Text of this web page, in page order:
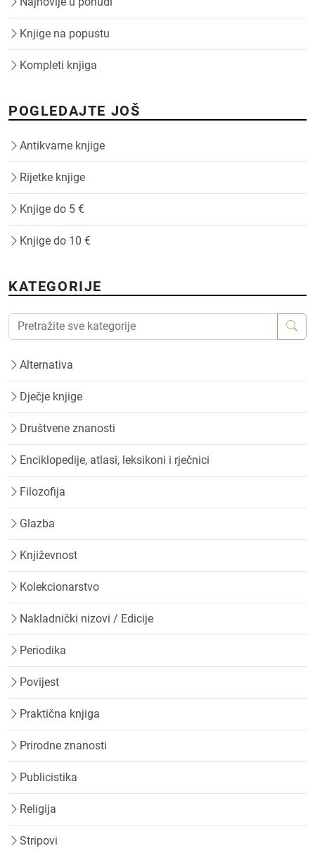
Knjige na popustu
Kompleti knjiga
POGLEDAJTE JOŠ
Antikvarne knjige
Rijetke knjige
Knjige do 5 €
Knjige do 10 €
KATEGORIJE
Alternativa
Dječje knjige
Društvene znanosti
Enciklopedije, atlasi, leksikoni i rječnici
Filozofija
Glazba
Književnost
Kolekcionarstvo
Nakladnički nizovi / Edicije
Periodika
Povijest
Praktična knjiga
Prirodne znanosti
Publicistika
Religija
Stripovi